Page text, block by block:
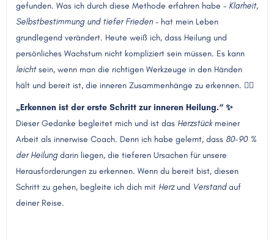
gefunden. Was ich durch diese Methode erfahren habe – Klarheit,
Selbstbestimmung und tiefer Frieden – hat mein Leben
grundlegend verändert. Heute weiß ich, dass Heilung und
persönliches Wachstum nicht kompliziert sein müssen. Es kann
leichtsein, wenn man die richtigen Werkzeuge in den Händen
hält und bereit ist, die inneren Zusammenhänge zu erkennen. 🧘‍♀️
„Erkennen ist der erste Schritt zur inneren Heilung.“ ✨
Dieser Gedanke begleitet mich und ist das Herzstückmeiner
Arbeit als innerwise Coach. Denn ich habe gelernt, dass 80-90 %
der Heilungdarin liegen, die tieferen Ursachen für unsere
Herausforderungen zu erkennen. Wenn du bereit bist, diesen
Schritt zu gehen, begleite ich dich mit Herzund Verstandauf
deiner Reise.